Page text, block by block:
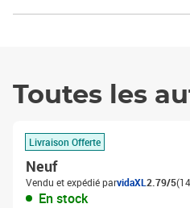
Toutes les
Livraison Offerte
Neuf
Vendu et expédié parvidaXL 2.79/5
En stock